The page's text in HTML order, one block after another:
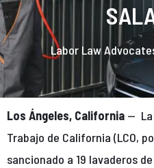
Labor Law
Los Ángeles, California — La
Trabajo de California (LCO,
sancionado a 19 lavaderos